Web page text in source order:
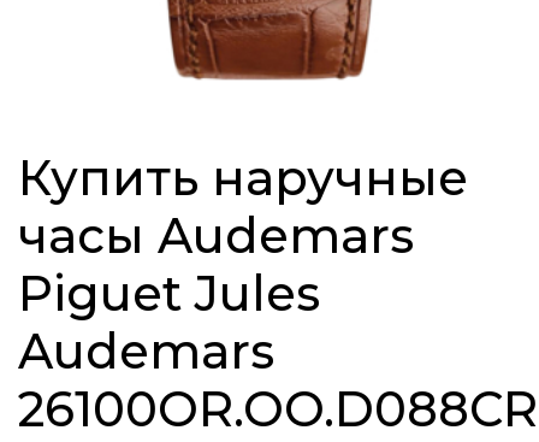
Купить наручные
часы Audemars
Piguet Jules
Audemars